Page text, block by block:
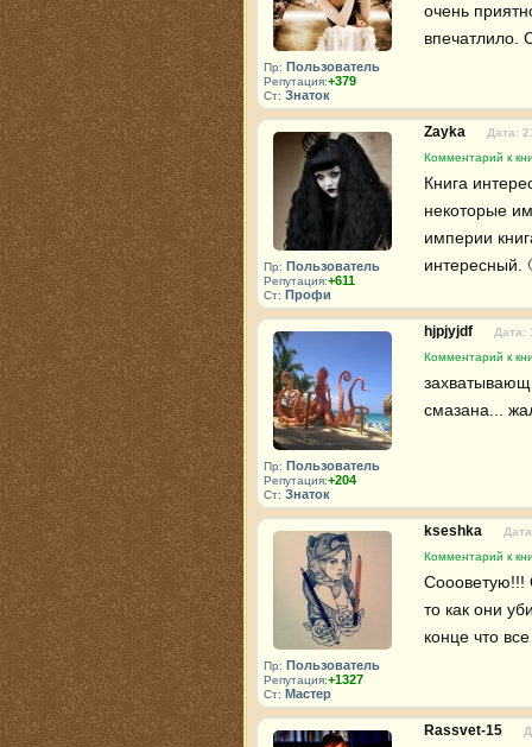
Пр: Пользователь
Репутация:+379
Ст: Знаток
очень
впечатлило.
Пр: Пользователь
Репутация:+611
Ст: Профи
Zayka
Дата:
Комментарий к
Книга
некоторые
империи
интересный.
Пр: Пользователь
Репутация:+204
Ст: Знаток
hjpjyjdf
Дата:
Комментарий к
смазана...
Пр: Пользователь
Репутация:+1327
Ст: Мастер
kseshka
Комментарий к
Соооветую!!!
то как они
конце что
Rassvet-15